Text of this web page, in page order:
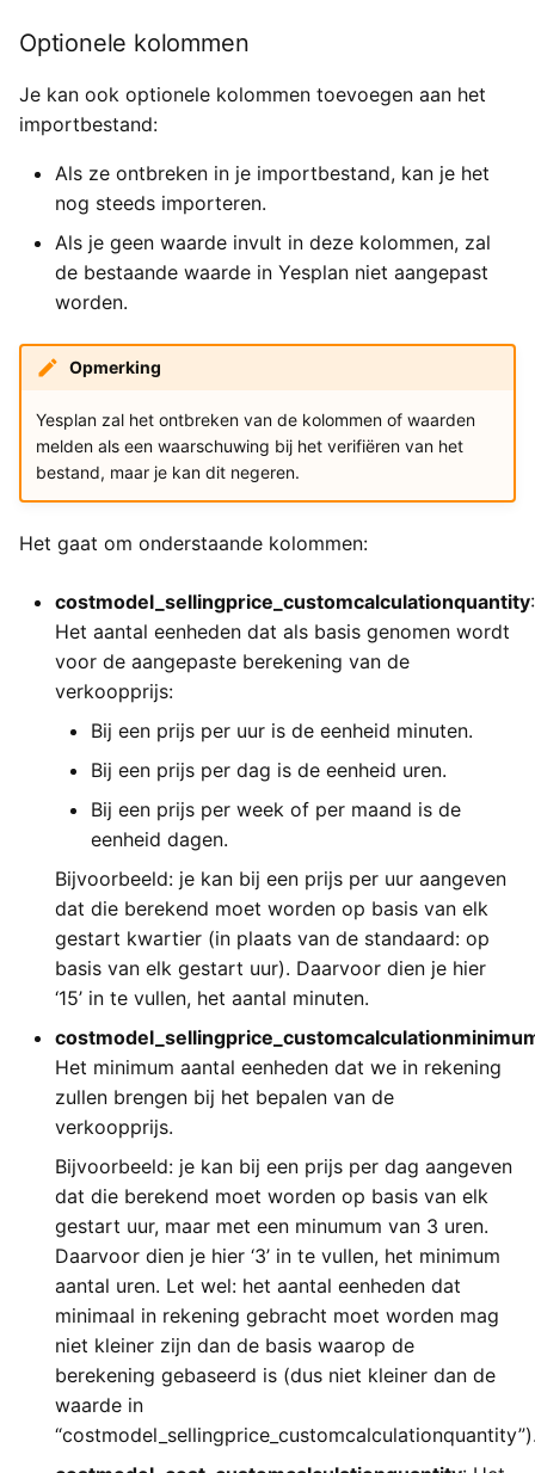
Optionele kolommen
Je kan ook optionele kolommen toevoegen aan het
importbestand:
Als ze ontbreken in je importbestand, kan je het
nog steeds importeren.
Als je geen waarde invult in deze kolommen, zal
de bestaande waarde in Yesplan niet aangepast
worden.
Opmerking
Yesplan zal het ontbreken van de kolommen of waarden
melden als een waarschuwing bij het verifiëren van het
bestand, maar je kan dit negeren.
Het gaat om onderstaande kolommen:
costmodel_sellingprice_customcalculationquantity:
Het aantal eenheden dat als basis genomen wordt
voor de aangepaste berekening van de
verkoopprijs:
Bij een prijs per uur is de eenheid minuten.
Bij een prijs per dag is de eenheid uren.
Bij een prijs per week of per maand is de
eenheid dagen.
Bijvoorbeeld: je kan bij een prijs per uur aangeven
dat die berekend moet worden op basis van elk
gestart kwartier (in plaats van de standaard: op
basis van elk gestart uur). Daarvoor dien je hier
‘15’ in te vullen, het aantal minuten.
Het minimum aantal eenheden dat we in rekening
zullen brengen bij het bepalen van de
verkoopprijs.
Bijvoorbeeld: je kan bij een prijs per dag aangeven
dat die berekend moet worden op basis van elk
gestart uur, maar met een minumum van 3 uren.
Daarvoor dien je hier ‘3’ in te vullen, het minimum
aantal uren. Let wel: het aantal eenheden dat
minimaal in rekening gebracht moet worden mag
niet kleiner zijn dan de basis waarop de
berekening gebaseerd is (dus niet kleiner dan de
waarde in